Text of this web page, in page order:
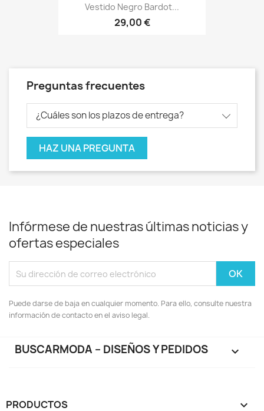
Vestido Negro Bardot...
29,00 €
Preguntas frecuentes
¿Cuáles son los plazos de entrega?
HAZ UNA PREGUNTA
Infórmese de nuestras últimas noticias y
ofertas especiales
Puede darse de baja en cualquier momento. Para ello, consulte nuestra
información de contacto en el aviso legal.
BUSCARMODA – DISEÑOS Y PEDIDOS 
PRODUCTOS 